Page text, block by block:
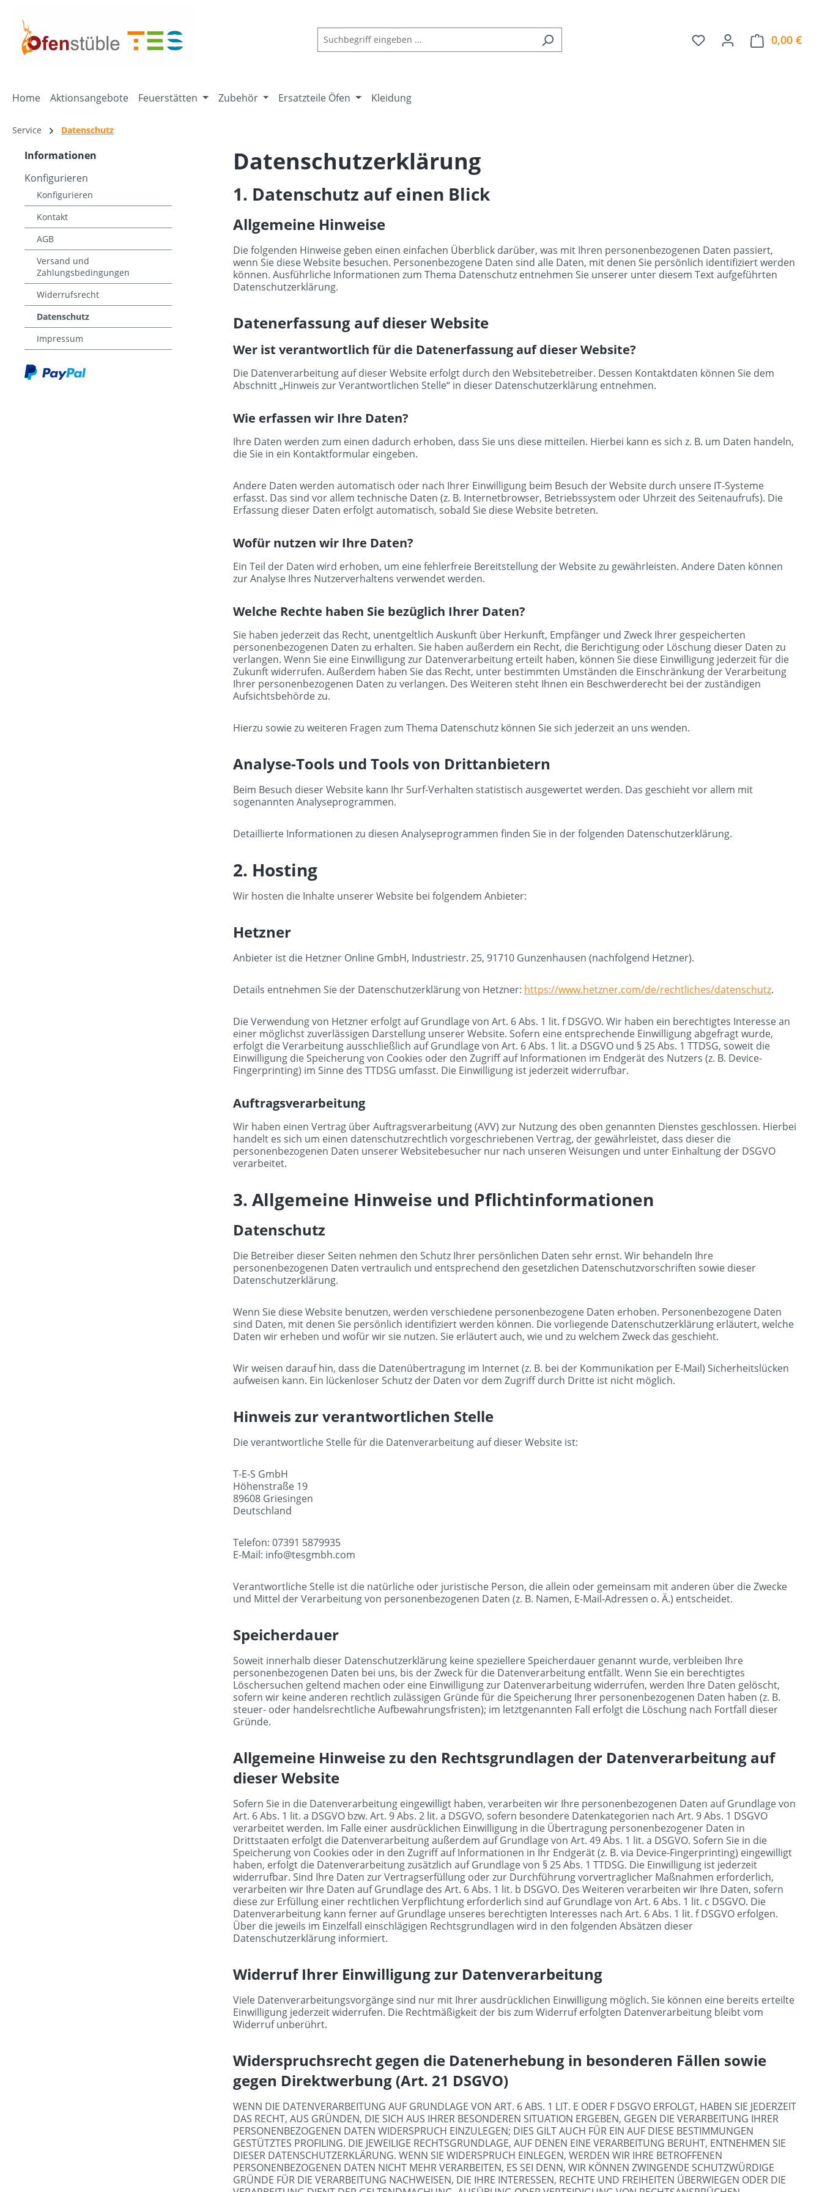
Du hast 0 Produkte auf
0,00 €
Home Aktionsangebote Feuerstätten Zubehör Ersatzteile Öfen Kleidung
Service Datenschutz
Informationen
Konfigurieren
Konfigurieren
Kontakt
AGB
Versand und
Zahlungsbedingungen
Widerrufsrecht
Datenschutz
Impressum
Datenschutz­erklärung
1. Datenschutz auf einen Blick
Allgemeine Hinweise
Die folgenden Hinweise geben einen einfachen Überblick darüber, was mit Ihren personenbezogenen Daten passiert,
wenn Sie diese Website besuchen. Personenbezogene Daten sind alle Daten, mit denen Sie persönlich identifiziert werden
können. Ausführliche Informationen zum Thema Datenschutz entnehmen Sie unserer unter diesem Text aufgeführten
Datenschutzerklärung.
Datenerfassung auf dieser Website
Wer ist verantwortlich für die Datenerfassung auf dieser Website?
Die Datenverarbeitung auf dieser Website erfolgt durch den Websitebetreiber. Dessen Kontaktdaten können Sie dem
Abschnitt „Hinweis zur Verantwortlichen Stelle“ in dieser Datenschutzerklärung entnehmen.
Wie erfassen wir Ihre Daten?
Ihre Daten werden zum einen dadurch erhoben, dass Sie uns diese mitteilen. Hierbei kann es sich z. B. um Daten handeln,
die Sie in ein Kontaktformular eingeben.
Andere Daten werden automatisch oder nach Ihrer Einwilligung beim Besuch der Website durch unsere IT-Systeme
erfasst. Das sind vor allem technische Daten (z. B. Internetbrowser, Betriebssystem oder Uhrzeit des Seitenaufrufs). Die
Erfassung dieser Daten erfolgt automatisch, sobald Sie diese Website betreten.
Wofür nutzen wir Ihre Daten?
Ein Teil der Daten wird erhoben, um eine fehlerfreie Bereitstellung der Website zu gewährleisten. Andere Daten können
zur Analyse Ihres Nutzerverhaltens verwendet werden.
Welche Rechte haben Sie bezüglich Ihrer Daten?
Sie haben jederzeit das Recht, unentgeltlich Auskunft über Herkunft, Empfänger und Zweck Ihrer gespeicherten
personenbezogenen Daten zu erhalten. Sie haben außerdem ein Recht, die Berichtigung oder Löschung dieser Daten zu
verlangen. Wenn Sie eine Einwilligung zur Datenverarbeitung erteilt haben, können Sie diese Einwilligung jederzeit für die
Zukunft widerrufen. Außerdem haben Sie das Recht, unter bestimmten Umständen die Einschränkung der Verarbeitung
Ihrer personenbezogenen Daten zu verlangen. Des Weiteren steht Ihnen ein Beschwerderecht bei der zuständigen
Aufsichtsbehörde zu.
Hierzu sowie zu weiteren Fragen zum Thema Datenschutz können Sie sich jederzeit an uns wenden.
Analyse-Tools und Tools von Dritt­anbietern
Beim Besuch dieser Website kann Ihr Surf-Verhalten statistisch ausgewertet werden. Das geschieht vor allem mit
sogenannten Analyseprogrammen.
Detaillierte Informationen zu diesen Analyseprogrammen finden Sie in der folgenden Datenschutzerklärung.
2. Hosting
Wir hosten die Inhalte unserer Website bei folgendem Anbieter:
Hetzner
Anbieter ist die Hetzner Online GmbH, Industriestr. 25, 91710 Gunzenhausen (nachfolgend Hetzner).
Details entnehmen Sie der Datenschutzerklärung von Hetzner: https://www.hetzner.com/de/rechtliches/datenschutz.
Die Verwendung von Hetzner erfolgt auf Grundlage von Art. 6 Abs. 1 lit. f DSGVO. Wir haben ein berechtigtes Interesse an
einer möglichst zuverlässigen Darstellung unserer Website. Sofern eine entsprechende Einwilligung abgefragt wurde,
erfolgt die Verarbeitung ausschließlich auf Grundlage von Art. 6 Abs. 1 lit. a DSGVO und § 25 Abs. 1 TTDSG, soweit die
Einwilligung die Speicherung von Cookies oder den Zugriff auf Informationen im Endgerät des Nutzers (z. B. Device-
Fingerprinting) im Sinne des TTDSG umfasst. Die Einwilligung ist jederzeit widerrufbar.
Auftragsverarbeitung
Wir haben einen Vertrag über Auftragsverarbeitung (AVV) zur Nutzung des oben genannten Dienstes geschlossen. Hierbei
handelt es sich um einen datenschutzrechtlich vorgeschriebenen Vertrag, der gewährleistet, dass dieser die
personenbezogenen Daten unserer Websitebesucher nur nach unseren Weisungen und unter Einhaltung der DSGVO
verarbeitet.
3. Allgemeine Hinweise und Pflicht­informationen
Datenschutz
Die Betreiber dieser Seiten nehmen den Schutz Ihrer persönlichen Daten sehr ernst. Wir behandeln Ihre
personenbezogenen Daten vertraulich und entsprechend den gesetzlichen Datenschutzvorschriften sowie dieser
Datenschutzerklärung.
Wenn Sie diese Website benutzen, werden verschiedene personenbezogene Daten erhoben. Personenbezogene Daten
sind Daten, mit denen Sie persönlich identifiziert werden können. Die vorliegende Datenschutzerklärung erläutert, welche
Daten wir erheben und wofür wir sie nutzen. Sie erläutert auch, wie und zu welchem Zweck das geschieht.
Wir weisen darauf hin, dass die Datenübertragung im Internet (z. B. bei der Kommunikation per E-Mail) Sicherheitslücken
aufweisen kann. Ein lückenloser Schutz der Daten vor dem Zugriff durch Dritte ist nicht möglich.
Hinweis zur verantwortlichen Stelle
Die verantwortliche Stelle für die Datenverarbeitung auf dieser Website ist:
T-E-S GmbH
Höhenstraße 19
89608 Griesingen
Deutschland
Telefon: 07391 5879935
E-Mail: info@tesgmbh.com
Verantwortliche Stelle ist die natürliche oder juristische Person, die allein oder gemeinsam mit anderen über die Zwecke
und Mittel der Verarbeitung von personenbezogenen Daten (z. B. Namen, E-Mail-Adressen o. Ä.) entscheidet.
Speicherdauer
Soweit innerhalb dieser Datenschutzerklärung keine speziellere Speicherdauer genannt wurde, verbleiben Ihre
personenbezogenen Daten bei uns, bis der Zweck für die Datenverarbeitung entfällt. Wenn Sie ein berechtigtes
Löschersuchen geltend machen oder eine Einwilligung zur Datenverarbeitung widerrufen, werden Ihre Daten gelöscht,
sofern wir keine anderen rechtlich zulässigen Gründe für die Speicherung Ihrer personenbezogenen Daten haben (z. B.
steuer- oder handelsrechtliche Aufbewahrungsfristen); im letztgenannten Fall erfolgt die Löschung nach Fortfall dieser
Gründe.
Allgemeine Hinweise zu den Rechtsgrundlagen der Datenverarbeitung auf
dieser Website
Sofern Sie in die Datenverarbeitung eingewilligt haben, verarbeiten wir Ihre personenbezogenen Daten auf Grundlage von
Art. 6 Abs. 1 lit. a DSGVO bzw. Art. 9 Abs. 2 lit. a DSGVO, sofern besondere Datenkategorien nach Art. 9 Abs. 1 DSGVO
verarbeitet werden. Im Falle einer ausdrücklichen Einwilligung in die Übertragung personenbezogener Daten in
Drittstaaten erfolgt die Datenverarbeitung außerdem auf Grundlage von Art. 49 Abs. 1 lit. a DSGVO. Sofern Sie in die
Speicherung von Cookies oder in den Zugriff auf Informationen in Ihr Endgerät (z. B. via Device-Fingerprinting) eingewilligt
haben, erfolgt die Datenverarbeitung zusätzlich auf Grundlage von § 25 Abs. 1 TTDSG. Die Einwilligung ist jederzeit
widerrufbar. Sind Ihre Daten zur Vertragserfüllung oder zur Durchführung vorvertraglicher Maßnahmen erforderlich,
verarbeiten wir Ihre Daten auf Grundlage des Art. 6 Abs. 1 lit. b DSGVO. Des Weiteren verarbeiten wir Ihre Daten, sofern
diese zur Erfüllung einer rechtlichen Verpflichtung erforderlich sind auf Grundlage von Art. 6 Abs. 1 lit. c DSGVO. Die
Datenverarbeitung kann ferner auf Grundlage unseres berechtigten Interesses nach Art. 6 Abs. 1 lit. f DSGVO erfolgen.
Über die jeweils im Einzelfall einschlägigen Rechtsgrundlagen wird in den folgenden Absätzen dieser
Datenschutzerklärung informiert.
Widerruf Ihrer Einwilligung zur Datenverarbeitung
Viele Datenverarbeitungsvorgänge sind nur mit Ihrer ausdrücklichen Einwilligung möglich. Sie können eine bereits erteilte
Einwilligung jederzeit widerrufen. Die Rechtmäßigkeit der bis zum Widerruf erfolgten Datenverarbeitung bleibt vom
Widerruf unberührt.
Widerspruchsrecht gegen die Datenerhebung in besonderen Fällen sowie
gegen Direktwerbung (Art. 21 DSGVO)
WENN DIE DATENVERARBEITUNG AUF GRUNDLAGE VON ART. 6 ABS. 1 LIT. E ODER F DSGVO ERFOLGT, HABEN SIE JEDERZEIT
DAS RECHT, AUS GRÜNDEN, DIE SICH AUS IHRER BESONDEREN SITUATION ERGEBEN, GEGEN DIE VERARBEITUNG IHRER
PERSONENBEZOGENEN DATEN WIDERSPRUCH EINZULEGEN; DIES GILT AUCH FÜR EIN AUF DIESE BESTIMMUNGEN
GESTÜTZTES PROFILING. DIE JEWEILIGE RECHTSGRUNDLAGE, AUF DENEN EINE VERARBEITUNG BERUHT, ENTNEHMEN SIE
DIESER DATENSCHUTZERKLÄRUNG. WENN SIE WIDERSPRUCH EINLEGEN, WERDEN WIR IHRE BETROFFENEN
PERSONENBEZOGENEN DATEN NICHT MEHR VERARBEITEN, ES SEI DENN, WIR KÖNNEN ZWINGENDE SCHUTZWÜRDIGE
GRÜNDE FÜR DIE VERARBEITUNG NACHWEISEN, DIE IHRE INTERESSEN, RECHTE UND FREIHEITEN ÜBERWIEGEN ODER DIE